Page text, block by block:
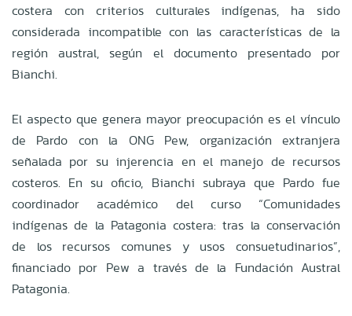
costera con criterios culturales indígenas, ha sido
considerada incompatible con las características de la
región austral, según el documento presentado por
Bianchi.
El aspecto que genera mayor preocupación es el vínculo
de Pardo con la ONG Pew, organización extranjera
señalada por su injerencia en el manejo de recursos
costeros. En su oficio, Bianchi subraya que Pardo fue
coordinador académico del curso “Comunidades
indígenas de la Patagonia costera: tras la conservación
de los recursos comunes y usos consuetudinarios”,
financiado por Pew a través de la Fundación Austral
Patagonia.